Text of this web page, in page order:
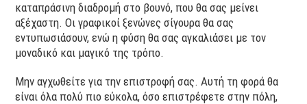
καταπράσινη διαδρομή στο βουνό, που θα σας μείνει
αξέχαστη. Οι γραφικοί ξενώνες σίγουρα θα σας
εντυπωσιάσουν, ενώ η φύση θα σας αγκαλιάσει με τον
μοναδικό και μαγικό της τρόπο.
Μην αγχωθείτε για την επιστροφή σας. Αυτή τη φορά θα
είναι όλα πολύ πιο εύκολα, όσο επιστρέφετε στην πόλη,